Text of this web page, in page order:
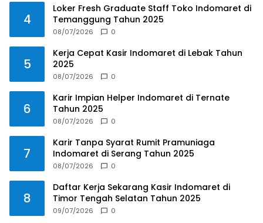
4
Loker Fresh Graduate Staff Toko Indomaret di
Temanggung Tahun 2025
08/07/2026 0
5
Kerja Cepat Kasir Indomaret di Lebak Tahun
2025
08/07/2026 0
6
Karir Impian Helper Indomaret di Ternate
Tahun 2025
08/07/2026 0
7
Karir Tanpa Syarat Rumit Pramuniaga
Indomaret di Serang Tahun 2025
08/07/2026 0
8
Daftar Kerja Sekarang Kasir Indomaret di
Timor Tengah Selatan Tahun 2025
09/07/2026 0